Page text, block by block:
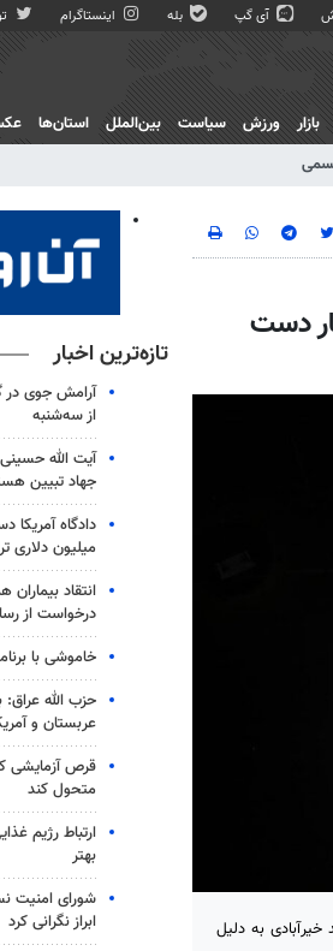
آی گپ بله اینستاگرام
بازار ورزش سیاست بین‌الملل استان‌ها
دست
به دلیل
تازه‌ترین اخبار
آرامش جوی در
از سه‌شنبه
آیت الله
جهاد تبیین
میلیون دلاری
انتقاد بیماران
درخواست از
خاموشی با
حزب الله عراق:
عربستان و
متحول کند
ارتباط رژیم
بهتر
شورای امنیت
ابراز نگرانی کرد